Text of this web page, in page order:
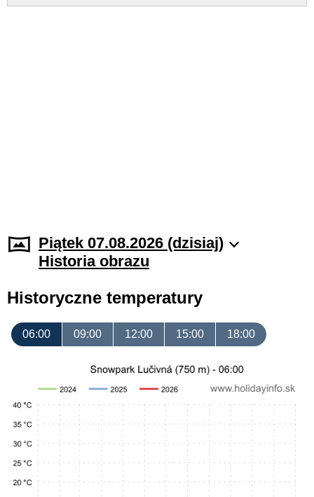
Piątek 07.08.2026 (dzisiaj)
Historia obrazu
Historyczne temperatury
06:00 09:00 12:00 15:00 18:00